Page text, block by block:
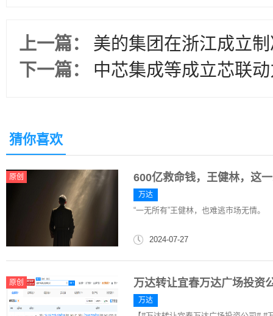
上一篇：
美的集团在浙江成立
下一篇：
中芯集成等成立芯联
猜你喜欢
原创 600亿救命钱，王健林，这
万达
“一无所有”王健林，也难逃市场无情。
2024-07-27
原创 万达转让宜春万达广场投资
万达